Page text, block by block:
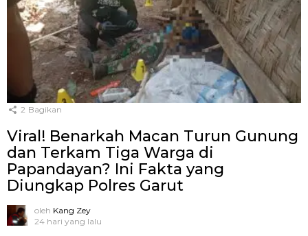
2 Bagikan
Viral! Benarkah Macan Turun Gunung
dan Terkam Tiga Warga di
Papandayan? Ini Fakta yang
Diungkap Polres Garut
oleh Kang Zey
24 hari yang lalu